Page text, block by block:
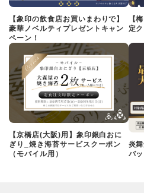
【象印の飲食店お買いまわりで】
豪華ノベルティプレゼントキャン
ペーン！
【
定
【京橋店(大阪)用】象印銀白おに
ぎり_焼き海苔サービスクーポン
（モバイル用）
炎
バ